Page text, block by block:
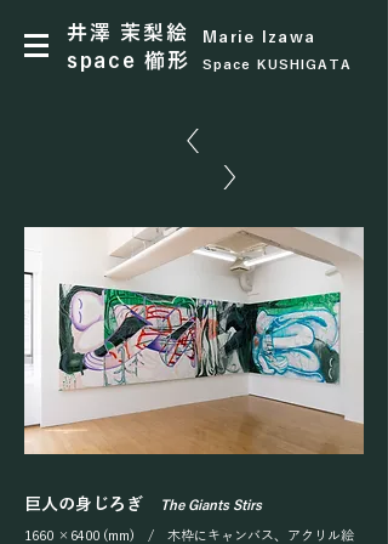
Marie Izawa
​井澤 茉梨絵
space 櫛形
Space KUSHIGATA
巨人の身じろぎ The Giants Stirs
1660 ×6400 (mm) / 木枠にキャンバス、アクリル絵